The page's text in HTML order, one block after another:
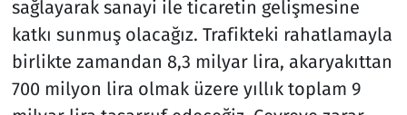
sağlayarak sanayi ile ticaretin gelişmesine
katkı sunmuş olacağız. Trafikteki rahatlamayla
birlikte zamandan 8,3 milyar lira, akaryakıttan
700 milyon lira olmak üzere yıllık toplam 9